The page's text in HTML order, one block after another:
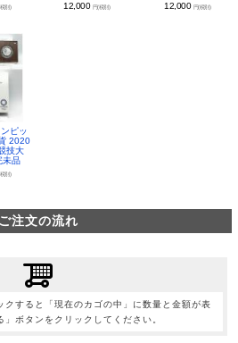
税別)
12,000 円(税別)
12,000 円(税別)
ピッ
2020
技大
未品
税別)
ご注文の流れ
クすると「現在のカゴの中」に数量と金額が表
ボタンをクリックしてください。